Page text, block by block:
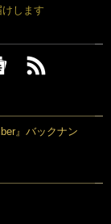
します
』バックナン